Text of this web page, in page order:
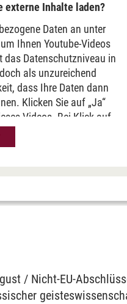
externe Inhalte laden?
Daten an unter
Ihnen Youtube-Videos
das Datenschutzniveau in
als unzureichend
dass Ihre Daten dann
Klicken Sie auf „Ja“
Videos. Bei Klick auf
von Youtube-Videos
entnehmen Sie bitte
/ Nicht-EU-